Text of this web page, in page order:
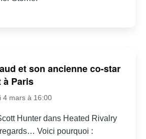
et son ancienne co-star
à Paris
4 mars à 16:00
Hunter dans Heated Rivalry
Voici pourquoi :